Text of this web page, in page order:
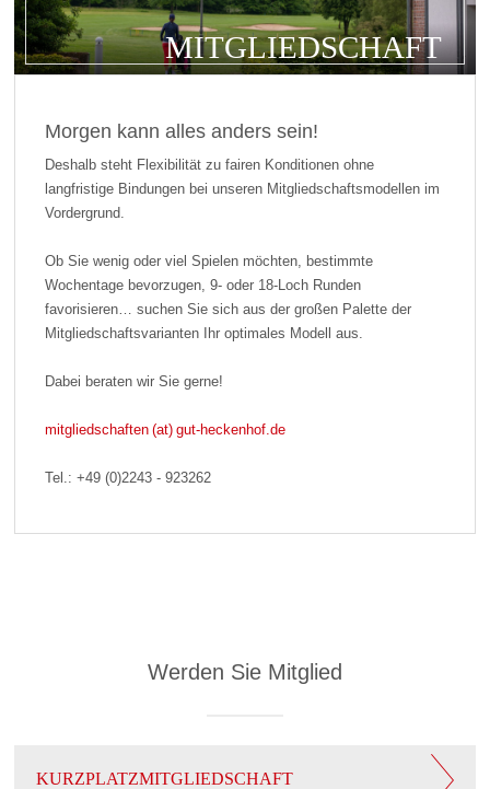
MITGLIEDSCHAFT
Morgen kann alles anders sein!
Deshalb steht Flexibilität zu fairen Konditionen ohne
langfristige Bindungen bei unseren Mitgliedschaftsmodellen im
Vordergrund.
Ob Sie wenig oder viel Spielen möchten, bestimmte
Wochentage bevorzugen, 9- oder 18-Loch Runden
favorisieren… suchen Sie sich aus der großen Palette der
Mitgliedschaftsvarianten Ihr optimales Modell aus.
Dabei beraten wir Sie gerne!
mitgliedschaften (at) gut-heckenhof.de
Tel.: +49 (0)2243 - 923262
Werden Sie Mitglied
KURZPLATZMITGLIEDSCHAFT